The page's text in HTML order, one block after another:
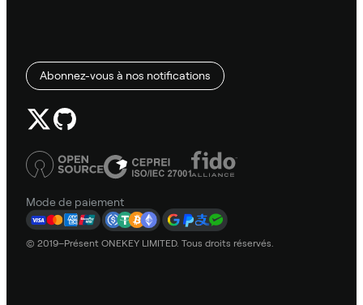
Abonnez-vous à nos notifications
Mode de paiement
© 2019–Présent ONEKEY LIMITED. Tous droits réservés.